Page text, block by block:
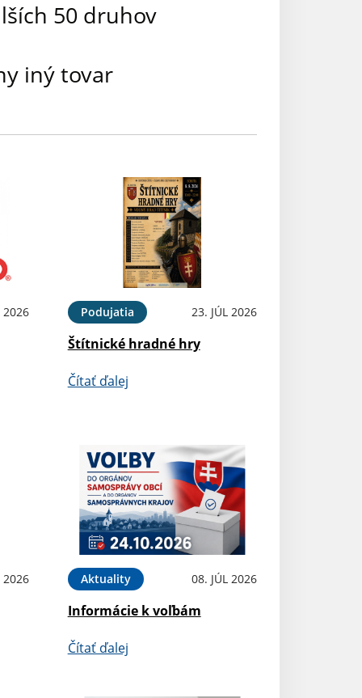
50 druhov
iný tovar
2026 Podujatia 23. JÚL 2026
Štítnické hradné hry
Čítať ďalej
2026 Aktuality 08. JÚL 2026
Informácie k voľbám
Čítať ďalej